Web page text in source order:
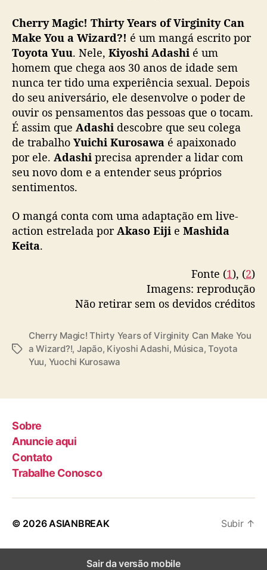
a
s
a
m
e
n
t
o
d
e
A
i
e
o
a
Cherry Magic! Thirty Years of Virginity Can
Make You a Wizard?! é um mangá escrito por
Toyota Yuu. Nele, Kiyoshi Adashi é um
homem que chega aos 30 anos de idade sem
nunca ter tido uma experiência sexual. Depois
do seu aniversário, ele desenvolve o poder de
ouvir os pensamentos das pessoas que o tocam.
É assim que Adashi descobre que seu colega
de trabalho Yuichi Kurosawa é apaixonado
por ele. Adashi precisa aprender a lidar com
seu novo dom e a entender seus próprios
sentimentos.
O mangá conta com uma adaptação em live-
action estrelada porAkaso Eiji e Mashida
Keita.
Fonte (1), (2)
Imagens: reprodução
Não retirar sem os devidos créditos
T
Cherry Magic! Thirty Years of Virginity Can Make You
a Wizard?!, Japão, Kiyoshi Adashi, Música,Toyota
Yuu, Yuochi Kurosawa
Sobre
Anuncie aqui
Contato
Trabalhe Conosco
© 2026ASIANBREAK Subir ↑
Sair da versão mobile